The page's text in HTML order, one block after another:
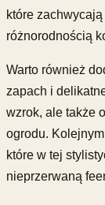
które
różnorodnością
Warto również
zapach i
wzrok, ale także
ogrodu.
które w tej
nieprzerwaną